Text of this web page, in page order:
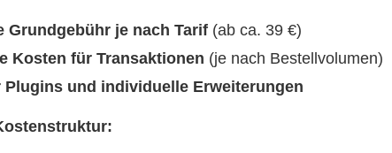
Grundgebühr je nach Tarif (ab ca. 39 €)
Kosten für Transaktionen (je nach Bestellvolumen)
Plugins und individuelle Erweiterungen